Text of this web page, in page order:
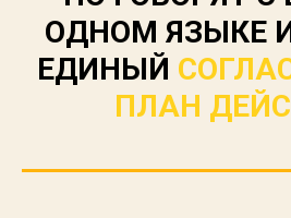
ОДНОМ ЯЗЫКЕ
ЕДИНЫЙ
ПЛАН